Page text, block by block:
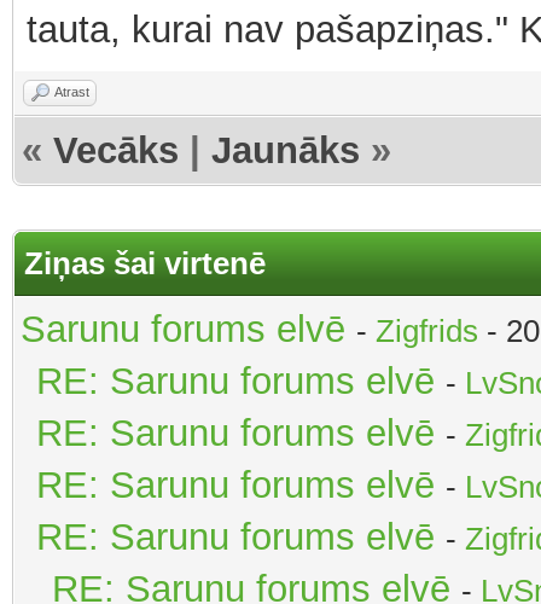
tauta, kurai nav pašapziņas."
Atrast
« Vecāks Jaunāks »
Ziņas šai virtenē
Sarunu forums elvē - Zigfrids -
RE: Sarunu forums elvē -
RE: Sarunu forums elvē -
RE: Sarunu forums elvē -
RE: Sarunu forums elvē -
RE: Sarunu forums elvē -